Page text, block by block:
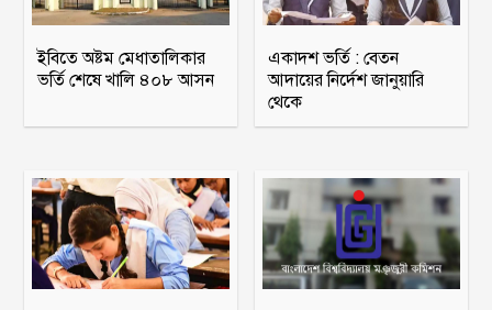
ইবিতে অষ্টম মেধাতালিকার
ভর্তি শেষে খালি ৪০৮ আসন
একাদশ ভর্তি : বেতন
আদায়ের নির্দেশ জানুয়ারি
থেকে